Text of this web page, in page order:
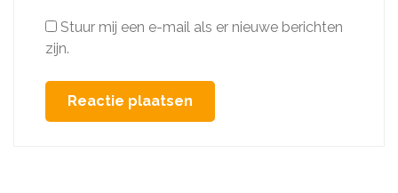
Stuur mij een e-mail als er nieuwe berichten
zijn.